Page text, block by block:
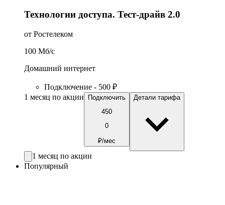
Технологии доступа. Тест-драйв 2.0
от Ростелеком
100 Мб/c
Домашний интернет
Подключение - 500 ₽
1 месяц по акции
Подключить
450
0
₽/мес
Детали тарифа
1 месяц по акции
Популярный